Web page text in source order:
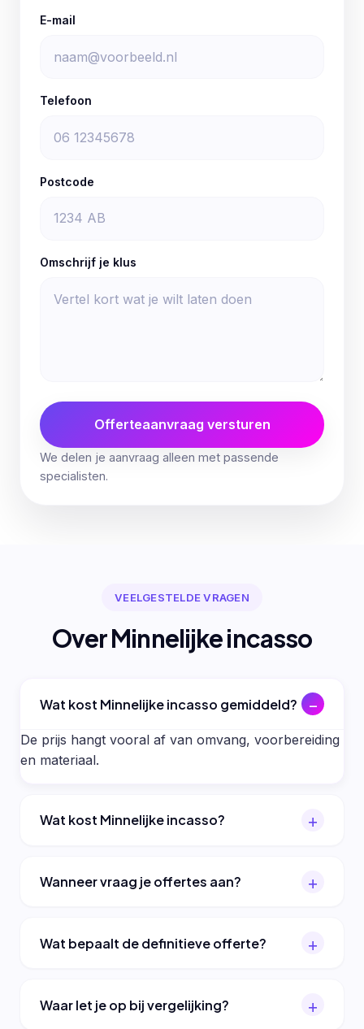
E-mail
Telefoon
Postcode
Omschrijf je klus
Offerteaanvraag versturen
We delen je aanvraag alleen met passende
specialisten.
VEELGESTELDE VRAGEN
Over Minnelijke incasso
Wat kost Minnelijke incasso gemiddeld?
De prijs hangt vooral af van omvang, voorbereiding
en materiaal.
Wat kost Minnelijke incasso?
Wanneer vraag je offertes aan?
Wat bepaalt de definitieve offerte?
Waar let je op bij vergelijking?